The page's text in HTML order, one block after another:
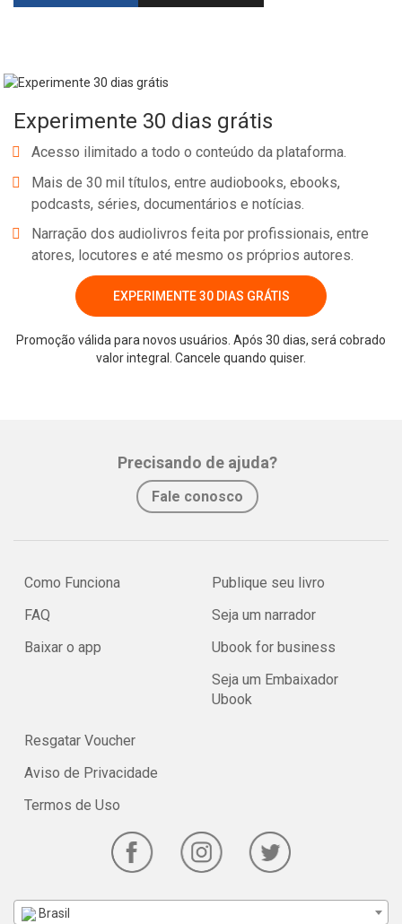
Experimente 30 dias grátis
Acesso ilimitado a todo o conteúdo da plataforma.
Mais de 30 mil títulos, entre audiobooks, ebooks,
podcasts, séries, documentários e notícias.
Narração dos audiolivros feita por profissionais, entre
atores, locutores e até mesmo os próprios autores.
EXPERIMENTE 30 DIAS GRÁTIS
Promoção válida para novos usuários. Após 30 dias, será cobrado
valor integral. Cancele quando quiser.
Precisando de ajuda?
Fale conosco
Como Funciona
FAQ
Baixar o app
Publique seu livro
Seja um narrador
Ubook for business
Seja um Embaixador
Ubook
Resgatar Voucher
Aviso de Privacidade
Termos de Uso
Brasil